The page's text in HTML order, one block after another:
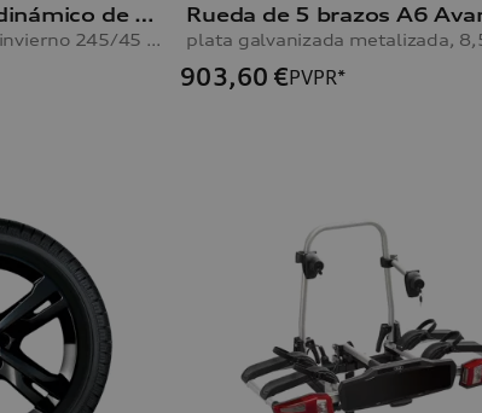
Rueda con diseño dinámico de 10 radios A6 Avant y A6 Limousine
8,0Jx19, neumático de invierno 245/45 R19 102V XL, izquierda
903,60 €PVPR*